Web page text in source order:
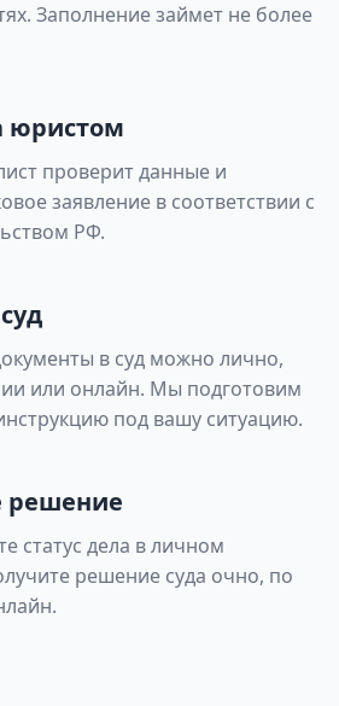
Заполнение займет не более
юристом
проверит данные и
заявление в соответствии с
РФ.
в суд можно лично,
или онлайн. Мы подготовим
под вашу ситуацию.
решение
статус дела в личном
решение суда очно, по